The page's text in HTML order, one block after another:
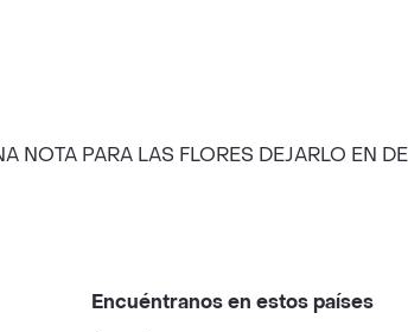
PARA LAS FLORES DEJARLO EN
Encuéntranos en estos países